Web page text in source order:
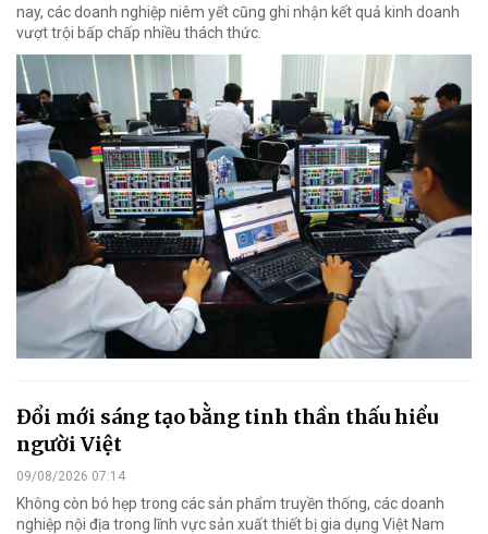
nay, các doanh nghiệp niêm yết cũng ghi nhận kết quả kinh doanh
vượt trội bấp chấp nhiều thách thức.
Đổi mới sáng tạo bằng tinh thần thấu hiểu
người Việt
09/08/2026 07:14
Không còn bó hẹp trong các sản phẩm truyền thống, các doanh
nghiệp nội địa trong lĩnh vực sản xuất thiết bị gia dụng Việt Nam